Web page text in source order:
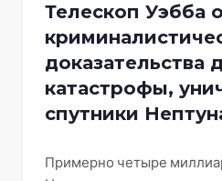
Телескоп Уэбба
доказательства
катастрофы,
спутники
Примерно четыре